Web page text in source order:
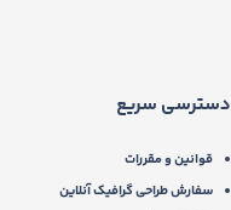
دسترسی سریع
قوانین و مقررات
سفارش طراحی گرافیک آنلاین